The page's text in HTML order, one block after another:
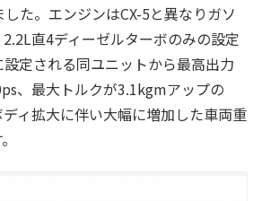
た。エンジンはCX-5と異なりガソ
直4ディーゼルターボのみの設定
設定される同ユニットから最高出力
、最大トルクが3.1kgmアップの
ィ拡大に伴い大幅に増加した車両重